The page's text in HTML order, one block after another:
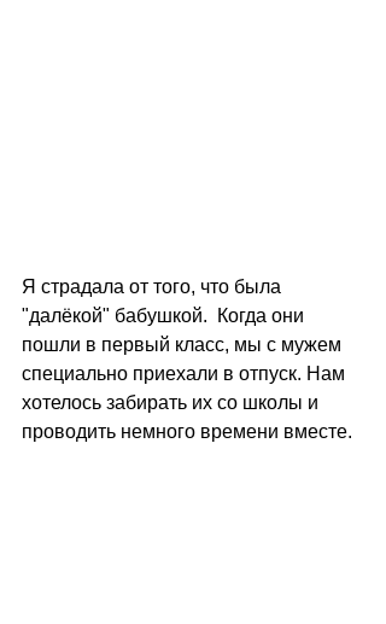
Я страдала от того, что была
"далёкой" бабушкой.  Когда они
пошли в первый класс, мы с мужем
специально приехали в отпуск. Нам
хотелось забирать их со школы и
проводить немного времени вместе.